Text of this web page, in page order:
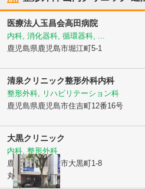
医療法人玉昌会高田病院
内科, 消化器科, 循環器科, ...
鹿児島県鹿児島市堀江町5-1
清泉クリニック整形外科内科
整形外科, リハビリテーション科
鹿児島県鹿児島市住吉町12番16号
大黒クリニック
内科, 整形外科
鹿児島県鹿児島市大黒町1-8
丸ビル1F